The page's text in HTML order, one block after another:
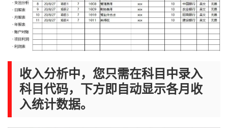
收入分析中，您只需在科目中录入
科目代码，下方即自动显示各月收
入统计数据。